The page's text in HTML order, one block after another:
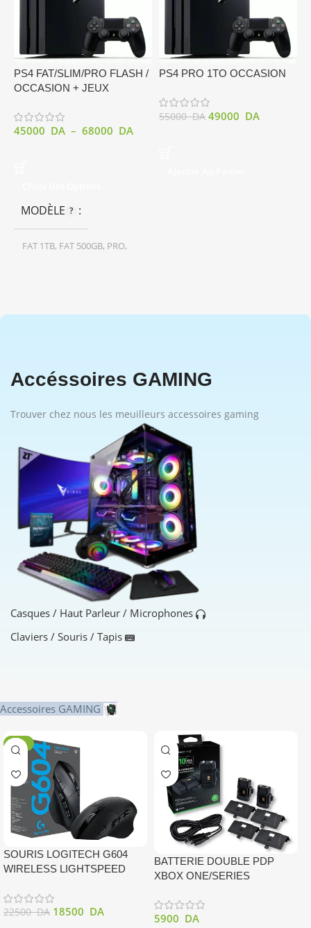
PS4 FAT/SLIM/PRO FLASH /
OCCASION + JEUX
45000 DA – 68000 DA
MODÈLE
FAT 1TB, FAT 500GB, PRO,
PS4 PRO 1TO OCCASION
55000DA 49000 DA
Accéssoires GAMING
Trouver chez nous les meuilleurs accessoires gaming
Casques / Haut Parleur / Microphones
Claviers / Souris / Tapis
Accessoires GAMING
-18%
SOURIS LOGITECH G604
WIRELESS LIGHTSPEED
22500DA 18500 DA
BATTERIE DOUBLE PDP
XBOX ONE/SERIES
5900 DA